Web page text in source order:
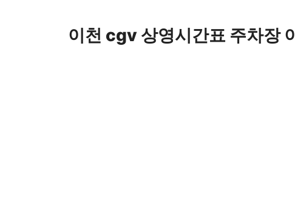
이천 cgv 상영시간표 주차장